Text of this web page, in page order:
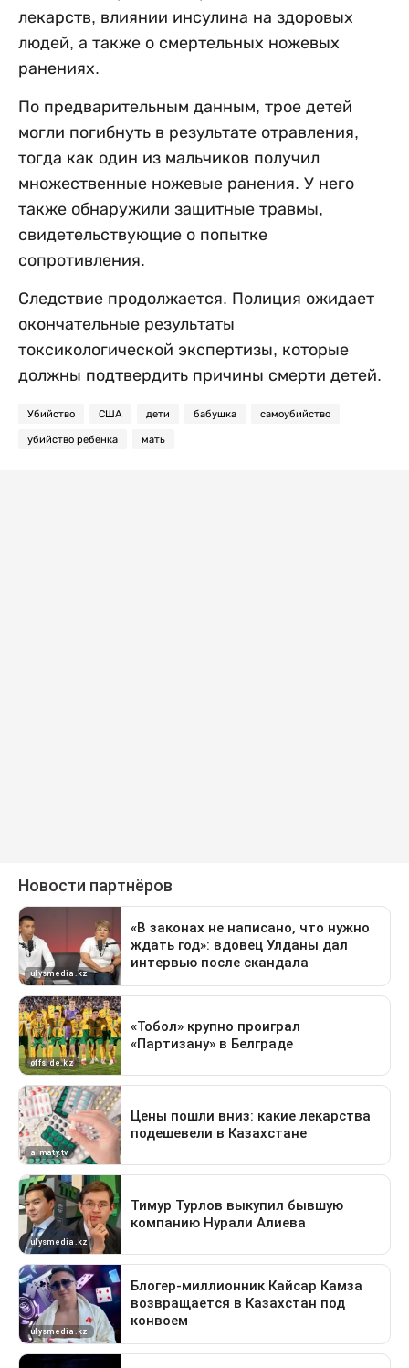
лекарств, влиянии инсулина на здоровых
людей, а также о смертельных ножевых
ранениях.
По предварительным данным, трое детей
могли погибнуть в результате отравления,
тогда как один из мальчиков получил
множественные ножевые ранения. У него
также обнаружили защитные травмы,
свидетельствующие о попытке
сопротивления.
Следствие продолжается. Полиция ожидает
окончательные результаты
токсикологической экспертизы, которые
должны подтвердить причины смерти детей.
Убийство США дети бабушка самоубийство
убийство ребенка мать